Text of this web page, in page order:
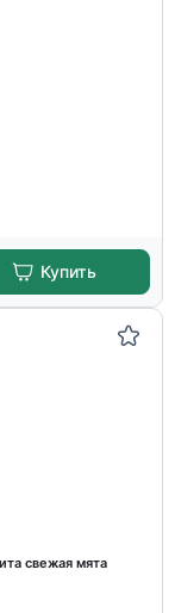
Купить
свежая мята